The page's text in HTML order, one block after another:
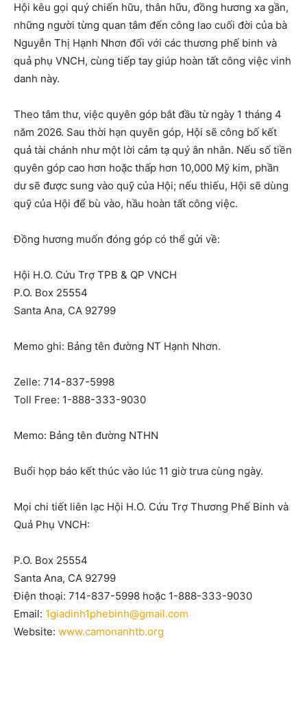
Hội kêu gọi quý chiến hữu, thân hữu, đồng hương xa gần,
những người từng quan tâm đến công lao cuối đời của bà
Nguyễn Thị Hạnh Nhơn đối với các thương phế binh và
quả phụ VNCH, cùng tiếp tay giúp hoàn tất công việc vinh
danh này.
Theo tâm thư, việc quyên góp bắt đầu từ ngày 1 tháng 4
năm 2026. Sau thời hạn quyên góp, Hội sẽ công bố kết
quả tài chánh như một lời cảm tạ quý ân nhân. Nếu số tiền
quyên góp cao hơn hoặc thấp hơn 10,000 Mỹ kim, phần
dư sẽ được sung vào quỹ của Hội; nếu thiếu, Hội sẽ dùng
quỹ của Hội để bù vào, hầu hoàn tất công việc.
Đồng hương muốn đóng góp có thể gửi về:
Hội H.O. Cứu Trợ TPB & QP VNCH
P.O. Box 25554
Santa Ana, CA 92799
Memo ghi: Bảng tên đường NT Hạnh Nhơn.
Zelle: 714-837-5998
Toll Free: 1-888-333-9030
Memo: Bảng tên đường NTHN
Buổi họp báo kết thúc vào lúc 11 giờ trưa cùng ngày.
Mọi chi tiết liên lạc Hội H.O. Cứu Trợ Thương Phế Binh và
Quả Phụ VNCH:
P.O. Box 25554
Santa Ana, CA 92799
Điện thoại: 714-837-5998 hoặc 1-888-333-9030
Email: 1giadinh1phebinh@gmail.com
Website: www.camonanhtb.org